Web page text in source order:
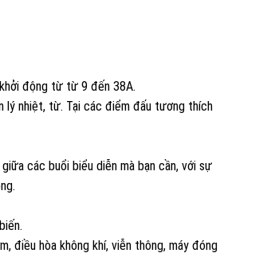
động từ từ 9 đến 38A.
lý nhiệt, từ. Tại các điểm đấu tương thích
các buổi biểu diễn mà bạn cần, với sự
điều hòa không khí, viễn thông, máy đóng